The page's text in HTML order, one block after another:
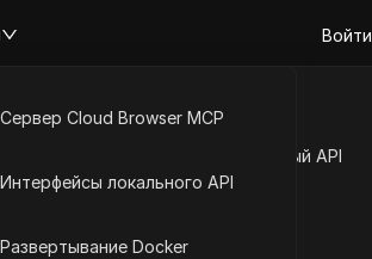
Открытый API
Сервер Cloud Browser MCP
Интерфейсы локального API
Развертывание Docker
Войти
|
Дней